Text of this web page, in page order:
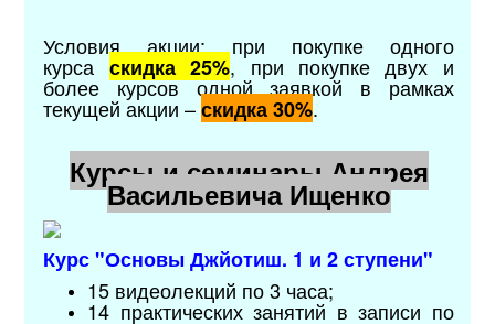
Условия акции: при покупке одного
курса скидка 25%, при покупке двух и
более курсов одной заявкой в рамках
текущей акции–скидка 30%.
Курсы и семинары Андрея
Васильевича Ищенко
Курс "Основы Джйотиш. 1 и 2 ступени"
15 видеолекций по 3 часа;
14 практических занятий в записи по